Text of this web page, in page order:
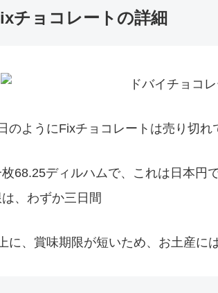
チョコレートの詳細
のようにFixチョコレートは売り切れ
68.25ディルハムで、これは日本円
、わずか三日間
に、賞味期限が短いため、お土産に